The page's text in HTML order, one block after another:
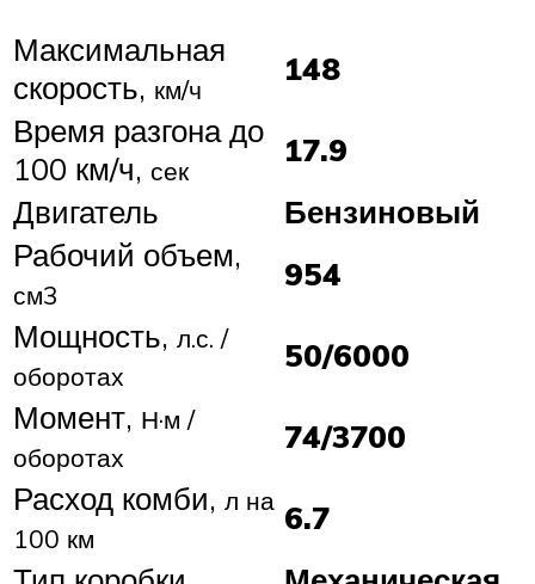
Максимальная
скорость, км/ч
148
Время разгона до
100 км/ч, сек
17.9
Двигатель
Бензиновый
Рабочий объем,
см3
954
Мощность, л.с. /
оборотах
50/6000
Момент, Н·м /
оборотах
74/3700
Расход комби, л на
100 км
6.7